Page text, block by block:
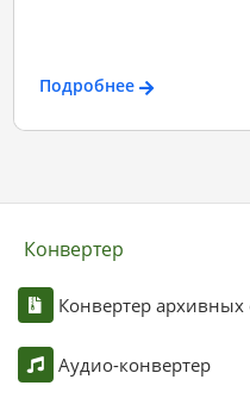
Подробнее
Конвертер
Конвертер
Аудио-конвертер